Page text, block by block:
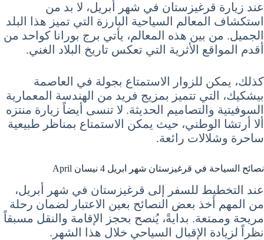
عند زيارة قرغيزستان في شهر أبريل، لا بد من
استكشاف المعالم السياحية البارزة التي تميز هذا البلد
الجميل. من بين هذه المعالم، يأتي برج بورانا كواحد من
أقدم المواقع الأثرية التي تعكس تاريخ البلاد الغني.
كذلك، يمكن للزوار الاستمتاع بجولة في العاصمة
بيشكيك، التي تتميز بمزيج فريد من الهندسة المعمارية
السوفيتية والتصاميم الحديثة. لا تنسى أيضاً زيارة منتزه
ألا أرتشا الوطني، حيث يمكن الاستمتاع بمناظر طبيعية
ساحرة وشلالات رائعة.
نصائح السياحة في قرغيزستان شهر ابريل 4 نيسان April
عند التخطيط للسفر إلى قرغيزستان في شهر أبريل،
من المهم أخذ بعض النصائح بعين الاعتبار لضمان رحلة
مريحة وممتعة. بدايةً، يُنصح بحجز الإقامة والنقل مسبقاً
نظراً لزيادة الإقبال السياحي خلال هذا الشهر.